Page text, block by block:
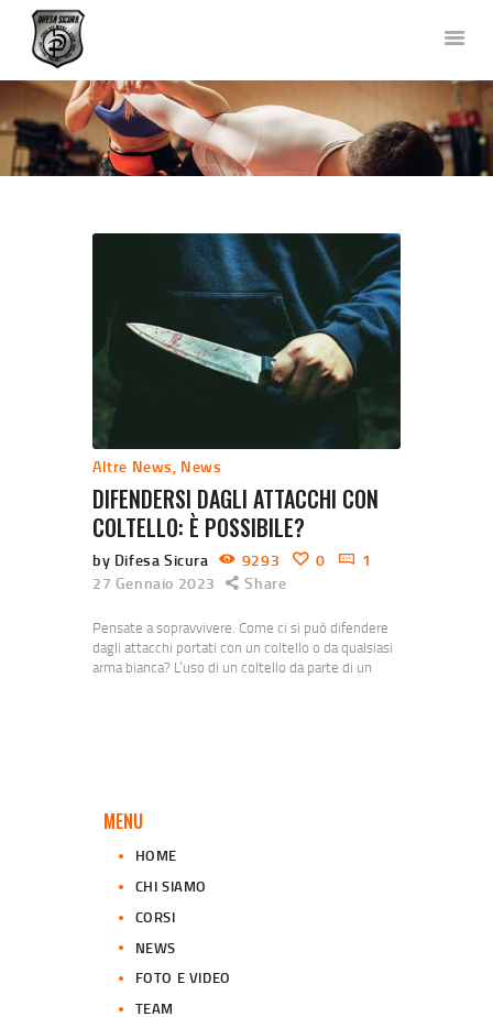
DIFESA SICURA KRAV MAGA
Corsi di Difesa Personale a Bergamo
HOME
CHI SIAMO
FOTO E VIDEO
COLLABORAZIONI
DOVE SIAMO
CONTATTACI
Altre News, News
DIFENDERSI DAGLI ATTACCHI CON
COLTELLO: È POSSIBILE?
by Difesa Sicura 9293 0
1
27 Gennaio 2023
Share
Pensate a sopravvivere. Come ci si può difendere
dagli attacchi portati con un coltello o da qualsiasi
arma bianca? L’uso di un coltello da parte di un
MENU
HOME
CHI SIAMO
CORSI
NEWS
FOTO E VIDEO
TEAM